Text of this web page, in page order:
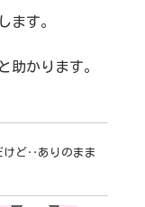
ます。
助かります。
けど‥ありのまま